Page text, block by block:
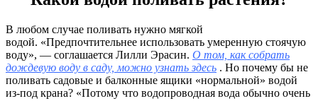
В любом случае поливать нужно мягкой
водой. «Предпочтительнее использовать умеренную стоячую
воду», — соглашается Лилли Эрасин. О том, как собрать
дождевую воду в саду, можно узнать здесь . Но почему бы не
поливать садовые и балконные ящики «нормальной» водой
из-под крана? «Потому что водопроводная вода обычно очень